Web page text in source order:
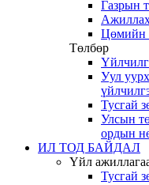
Газрын
Ажиллах
Цөмийн
Төлбөр
Уул
Тусгай
Улсын
ордын
ИЛ ТОД БАЙДАЛ
Үйл
Тусгай